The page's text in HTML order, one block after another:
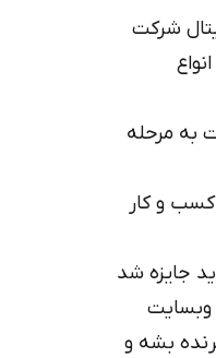
شرکت
رای میدن تا در هر گروه نها‌یتا ۵ وبسایت به مرحله
کسب و کار
جایزه شد
وبسایت
بشه و